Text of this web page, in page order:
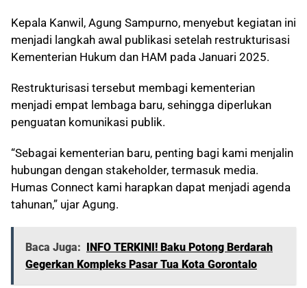
Kepala Kanwil, Agung Sampurno, menyebut kegiatan ini
menjadi langkah awal publikasi setelah restrukturisasi
Kementerian Hukum dan HAM pada Januari 2025.
Restrukturisasi tersebut membagi kementerian
menjadi empat lembaga baru, sehingga diperlukan
penguatan komunikasi publik.
“Sebagai kementerian baru, penting bagi kami menjalin
hubungan dengan stakeholder, termasuk media.
Humas Connect kami harapkan dapat menjadi agenda
tahunan,” ujar Agung.
Baca Juga: INFO TERKINI! Baku Potong Berdarah
Gegerkan Kompleks Pasar Tua Kota Gorontalo